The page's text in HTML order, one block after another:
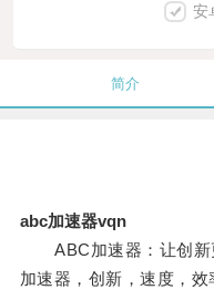
安
简介
abc加速器vqn
ABC加速器：让创新
加速器，创新，速度，